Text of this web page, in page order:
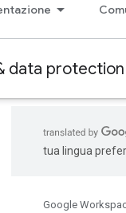
data protection
tua lingua
Google